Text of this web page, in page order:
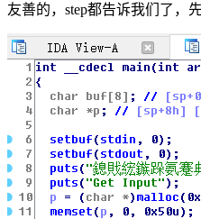
友善的，step都告诉我们了，